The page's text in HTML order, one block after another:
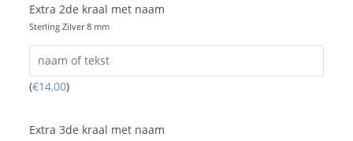
Extra 2de kraal met naam
Sterling Zilver 8 mm
(€14,00)
Extra 3de kraal met naam